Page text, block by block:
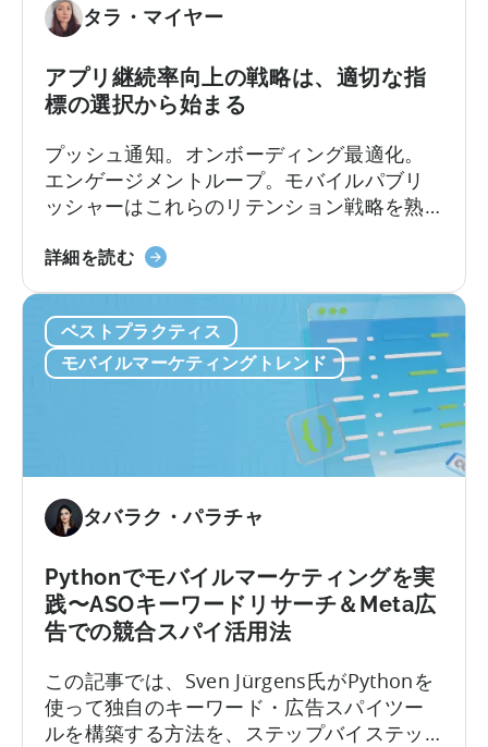
す
き
10
の
理
由
入
ト
リ
ビ
ュ
ー
シ
ン
い
タラ・マイヤー
アプリ継続率向上の戦略は、適切な指
標の選択から始まる
プッシュ通知。オンボーディング最適化。
エンゲージメントループ。モバイルパブリ
ッシャーはこれらのリテンション戦略を熟
詳細を読むア
の
リ
テ
戦
は
適
切
な
指
標
の
ベストプラクティス
モバイルマーケティングトレンド
タバラク・パラチャ
Pythonでモバイルマーケティングを実
践〜ASOキーワードリサーチ＆Meta広
告での競合スパイ活用法
この記事では、Sven Jürgens氏がPythonを
使って独自のキーワード・広告スパイツー
ルを構築する方法を、ステップバイステッ